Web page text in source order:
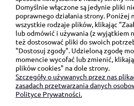
Ul. Brukowa 6/8 lok.
91-341 Łódź
NIP:
SKONTAKTUJ SIĘ Z
sklep@be-
+48 690 172
(pon-pt 9:00 -
Domyślnie włączone są jedynie pliki
poprawnego działania strony. Poniżej
wszystkie rodzaje plików, klikając
lub odmówić i używania (z wyjątkiem
też dostosować pliki do swoich
"Dostosuj zgody". Udzieloną zgodę
momencie wycofać lub zmienić,
plików cookies" na dole strony.
Szczegóły o używanych przez nas
zasadach przetwarzania danych
Polityce Prywatności.